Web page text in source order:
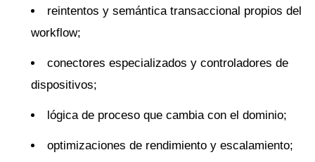
reintentos y semántica transaccional propios del
workflow;
conectores especializados y controladores de
dispositivos;
lógica de proceso que cambia con el dominio;
optimizaciones de rendimiento y escalamiento;